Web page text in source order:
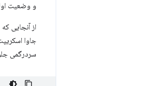
و وضعیت
از آنجایی
سردرگمی